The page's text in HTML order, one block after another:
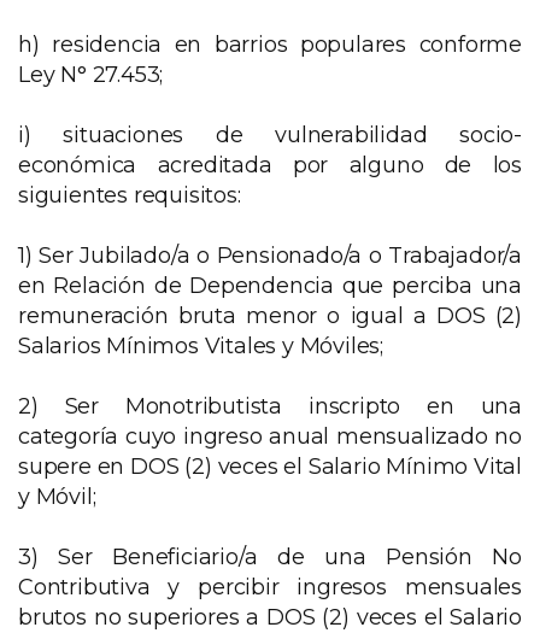
h) residencia en barrios populares conforme
Ley N° 27.453;
i) situaciones de vulnerabilidad socio-
económica acreditada por alguno de los
siguientes requisitos:
1) Ser Jubilado/a o Pensionado/a o Trabajador/a
en Relación de Dependencia que perciba una
remuneración bruta menor o igual a DOS (2)
Salarios Mínimos Vitales y Móviles;
2) Ser Monotributista inscripto en una
categoría cuyo ingreso anual mensualizado no
supere en DOS (2) veces el Salario Mínimo Vital
y Móvil;
3) Ser Beneficiario/a de una Pensión No
Contributiva y percibir ingresos mensuales
brutos no superiores a DOS (2) veces el Salario